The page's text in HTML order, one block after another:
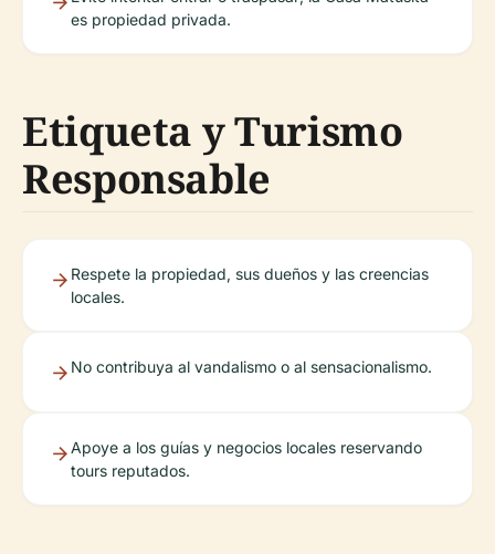
es propiedad privada.
Etiqueta y Turismo
Responsable
Respete la propiedad, sus dueños y las creencias
locales.
No contribuya al vandalismo o al sensacionalismo.
Apoye a los guías y negocios locales reservando
tours reputados.